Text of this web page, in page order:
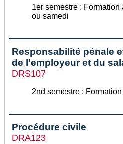
1er semestre :
ou samedi
Responsabilité pénale
de l'employeur et du
DRS107
2nd semestre :
Procédure civile
DRA123